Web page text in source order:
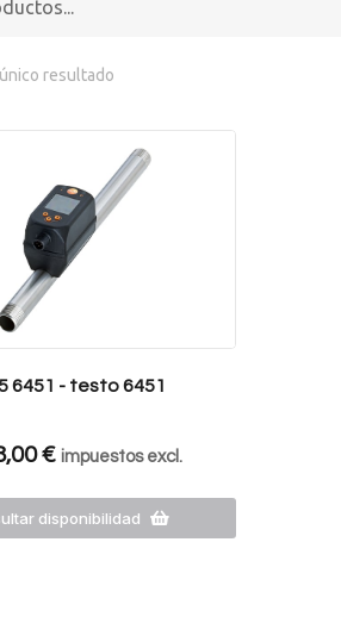
resultado
6451 - testo 6451
€ impuestos excl.
disponibilidad